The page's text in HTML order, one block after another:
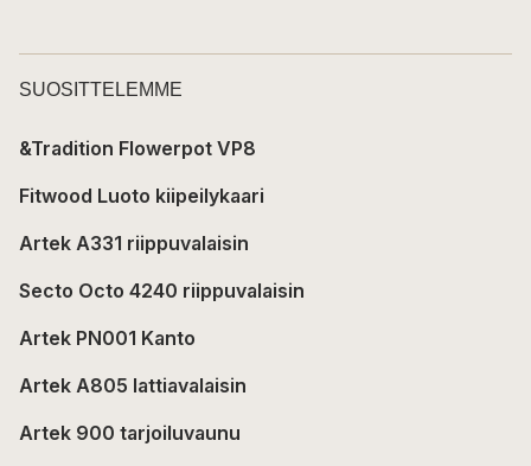
SUOSITTELEMME
&Tradition Flowerpot VP8
Fitwood Luoto kiipeilykaari
Artek A331 riippuvalaisin
Secto Octo 4240 riippuvalaisin
Artek PN001 Kanto
Artek A805 lattiavalaisin
Artek 900 tarjoiluvaunu